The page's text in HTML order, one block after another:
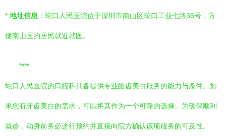
* 地址信息 ：蛇口人民医院位于深圳市南山区蛇口工业七路36号，方
便南山区的居民就近就医。
****
蛇口人民医院的口腔科具备提供专业皓齿美白服务的能力与条件。如
果您有牙齿美白的需求，可以将其作为一个可靠的选择。为确保顺利
就诊，动身前务必进行预约并直接向院方确认该项服务的可及性。